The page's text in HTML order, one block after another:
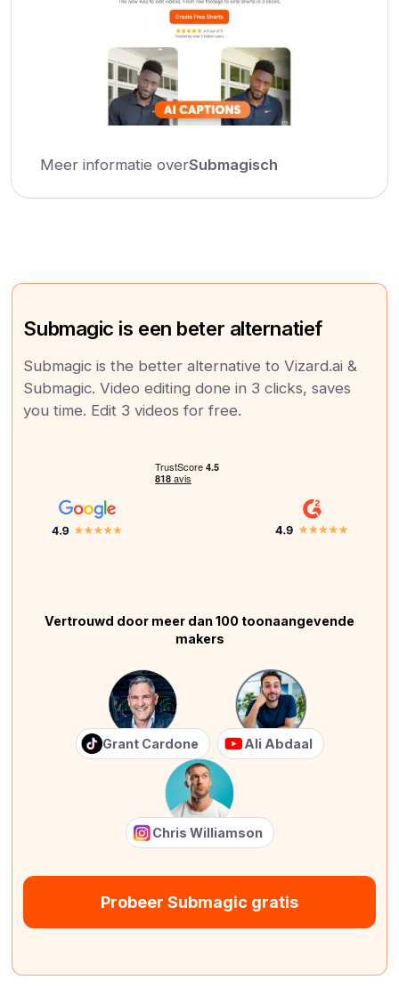
Meer informatie overSubmagisch
Submagic is een beter alternatief
Submagic is the better alternative to Vizard.ai &
Submagic. Video editing done in 3 clicks, saves
you time. Edit 3 videos for free.
Vertrouwd door meer dan 100 toonaangevende
makers
Grant Cardone Ali Abdaal
Chris Williamson
Probeer Submagic gratis